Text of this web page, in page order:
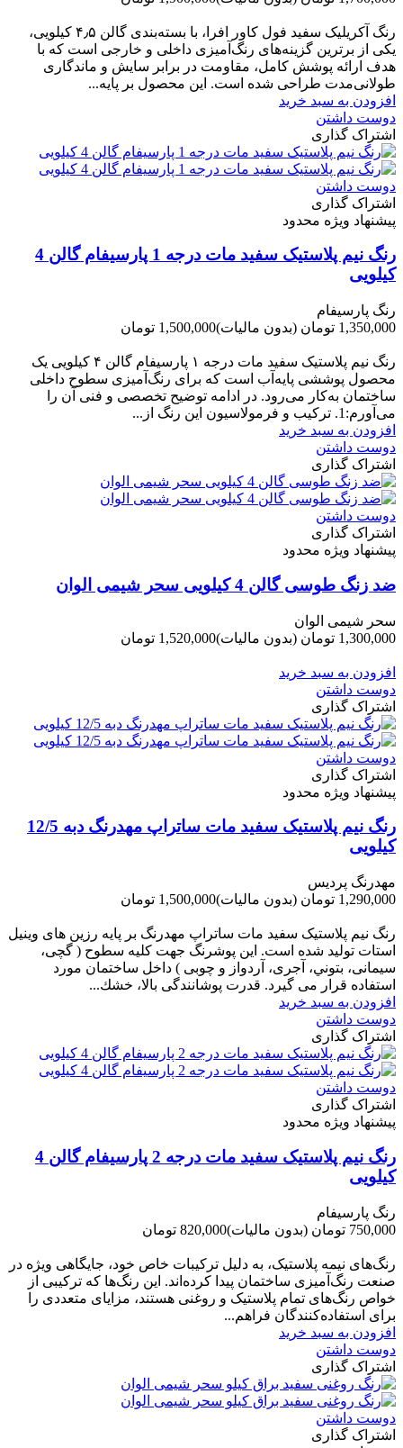
رنگ آکریلیک سفید فول کاور افرا، با بسته‌بندی گالن ۴٫۵ کیلویی،
یکی از برترین گزینه‌های رنگ‌آمیزی داخلی و خارجی است که با
هدف ارائه پوشش کامل، مقاومت در برابر سایش و ماندگاری
طولانی‌مدت طراحی شده است. این محصول بر پایه...
افزودن به سبد خرید
دوست داشتن
اشتراک گذاری
دوست داشتن
اشتراک گذاری
پیشنهاد ویژه محدود
رنگ نیم پلاستیک سفید مات درجه 1 پارسیفام گالن 4
کیلویی
رنگ پارسیفام
1,350,000 تومان
(بدون مالیات)1,500,000 تومان
رنگ نیم‌ پلاستیک سفید مات درجه ۱ پارسیفام گالن ۴ کیلویی یک
محصول پوششی پایه‌آب است که برای رنگ‌آمیزی سطوح داخلی
ساختمان به‌کار می‌رود. در ادامه توضیح تخصصی و فنی آن را
می‌آورم:1. ترکیب و فرمولاسیون این رنگ از...
افزودن به سبد خرید
دوست داشتن
اشتراک گذاری
دوست داشتن
اشتراک گذاری
پیشنهاد ویژه محدود
ضد زنگ طوسی گالن 4 کیلویی سحر شیمی الوان
سحر شیمی الوان
1,300,000 تومان
(بدون مالیات)1,520,000 تومان
افزودن به سبد خرید
دوست داشتن
اشتراک گذاری
دوست داشتن
اشتراک گذاری
پیشنهاد ویژه محدود
رنگ نیم پلاستیک سفید مات ساتراپ مهدرنگ دبه 12/5
کیلویی
مهدرنگ پردیس
1,290,000 تومان
(بدون مالیات)1,500,000 تومان
رنگ نیم پلاستیک سفید مات ساتراپ مهدرنگ بر پایه رزین های وینیل
استات تولید شده است. این پوشرنگ جهت کلیه سطوح ( گچی،
سیمانی، بتوني، آجری، آردواز و چوبی ) داخل ساختمان مورد
استفاده قرار می گیرد. قدرت پوشانندگی بالا، خشك...
افزودن به سبد خرید
دوست داشتن
اشتراک گذاری
دوست داشتن
اشتراک گذاری
پیشنهاد ویژه محدود
رنگ نیم پلاستیک سفید مات درجه 2 پارسیفام گالن 4
کیلویی
رنگ پارسیفام
750,000 تومان
(بدون مالیات)820,000 تومان
رنگ‌های نیمه پلاستیک، به دلیل ترکیبات خاص خود، جایگاهی ویژه در
صنعت رنگ‌آمیزی ساختمان پیدا کرده‌اند. این رنگ‌ها که ترکیبی از
خواص رنگ‌های تمام پلاستیک و روغنی هستند، مزایای متعددی را
برای استفاده‌کنندگان فراهم...
افزودن به سبد خرید
دوست داشتن
اشتراک گذاری
دوست داشتن
اشتراک گذاری